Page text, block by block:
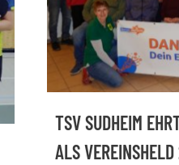
TSV SUDHEIM
ALS